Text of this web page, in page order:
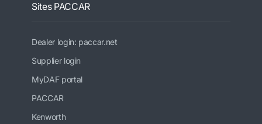
Sites PACCAR
Dealer login: paccar.net
Supplier login
MyDAF portal
PACCAR
Kenworth